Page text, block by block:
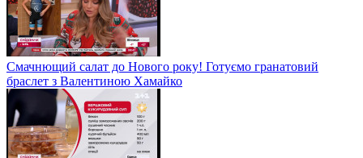
Смачнющий салат до Нового року! Готуємо гранатовий
браслет з Валентиною Хамайко